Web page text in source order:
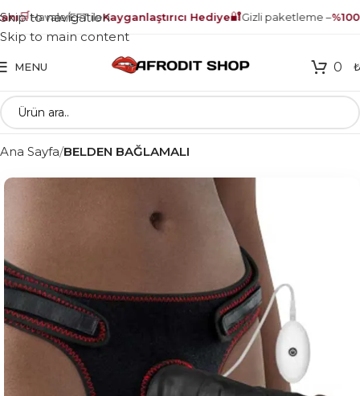
🛒Havale/EFT ileKayganlaştırıcı Hediye🔐Gizli paketleme –%100
Skip to navigation
Skip to main content
MENU 0 ₺
Ana Sayfa BELDEN BAĞLAMALI